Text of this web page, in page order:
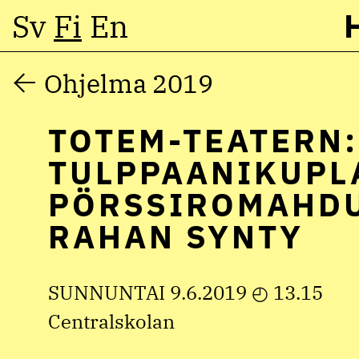
Hyppää
sisältöön
Sv Fi En
Ohjelma 2019
TOTEM-TEATERN:
RAHAN SYNTY
SUNNUNTAI 9.6.2019 ◴ 13.15
Centralskolan